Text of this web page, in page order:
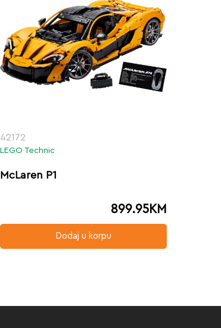
42172
LEGO Technic
McLaren P1
899.95KM
Dodaj u korpu